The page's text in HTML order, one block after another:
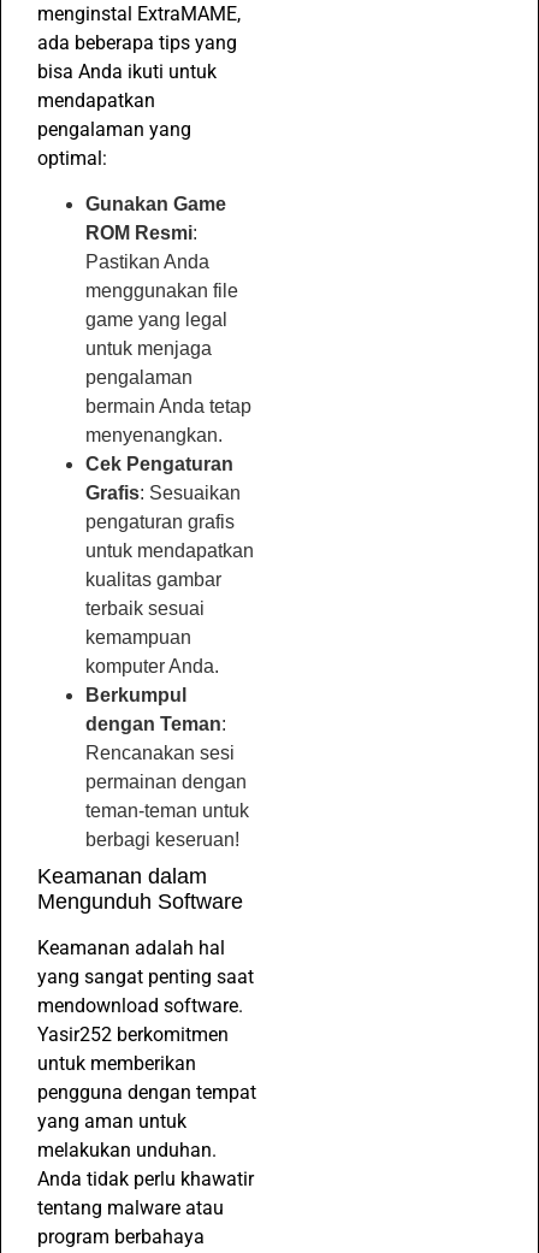
menginstal ExtraMAME,
ada beberapa tips yang
bisa Anda ikuti untuk
mendapatkan
pengalaman yang
optimal:
Gunakan Game
ROM Resmi:
Pastikan Anda
menggunakan file
game yang legal
untuk menjaga
pengalaman
bermain Anda tetap
menyenangkan.
Cek Pengaturan
Grafis: Sesuaikan
pengaturan grafis
untuk mendapatkan
kualitas gambar
terbaik sesuai
kemampuan
komputer Anda.
Berkumpul
dengan Teman:
Rencanakan sesi
permainan dengan
teman-teman untuk
berbagi keseruan!
Keamanan dalam
Mengunduh Software
Keamanan adalah hal
yang sangat penting saat
mendownload software.
Yasir252 berkomitmen
untuk memberikan
pengguna dengan tempat
yang aman untuk
melakukan unduhan.
Anda tidak perlu khawatir
tentang malware atau
program berbahaya